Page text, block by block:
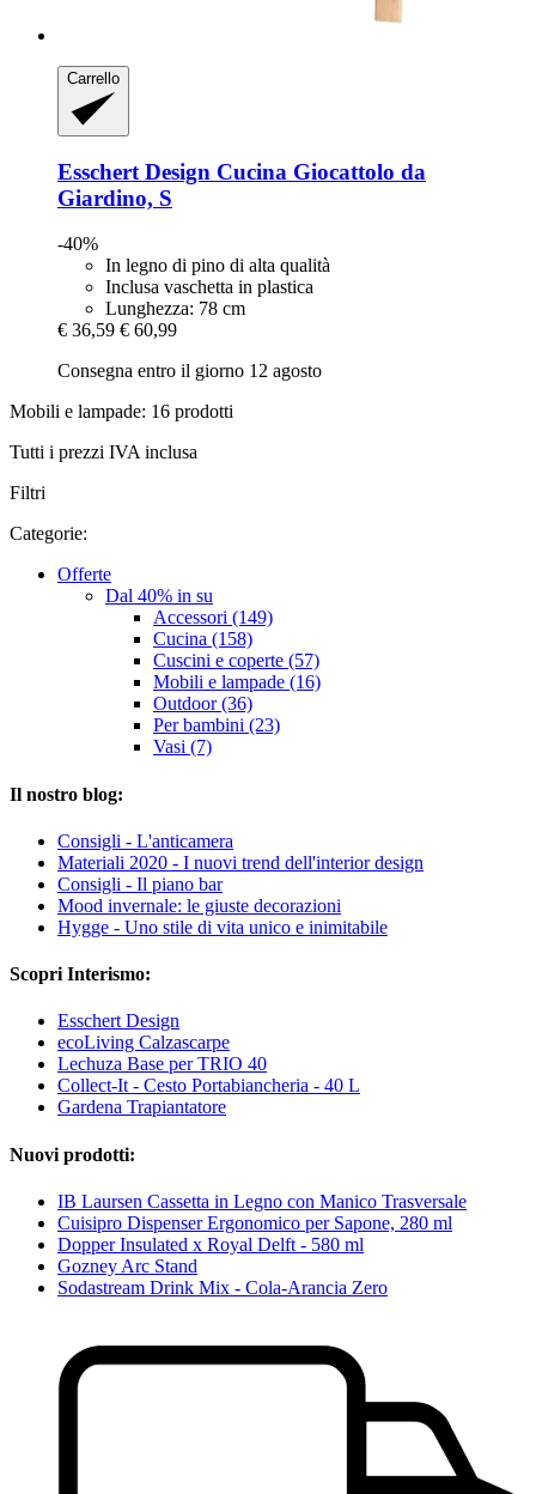
Carrello
Esschert Design Cucina Giocattolo da
Giardino, S
-40%
In legno di pino di alta qualità
Inclusa vaschetta in plastica
Lunghezza: 78 cm
€ 36,59 € 60,99
Consegna entro il giorno 12 agosto
Mobili e lampade: 16 prodotti
Tutti i prezzi IVA inclusa
Filtri
Categorie:
Offerte
Dal 40% in su
Accessori (149)
Cucina (158)
Cuscini e coperte (57)
Mobili e lampade (16)
Outdoor (36)
Per bambini (23)
Vasi (7)
Il nostro blog:
Consigli - L'anticamera
Materiali 2020 - I nuovi trend dell'interior design
Consigli - Il piano bar
Mood invernale: le giuste decorazioni
Hygge - Uno stile di vita unico e inimitabile
Scopri Interismo:
Esschert Design
ecoLiving Calzascarpe
Lechuza Base per TRIO 40
Collect-It - Cesto Portabiancheria - 40 L
Gardena Trapiantatore
Nuovi prodotti:
IB Laursen Cassetta in Legno con Manico Trasversale
Cuisipro Dispenser Ergonomico per Sapone, 280 ml
Dopper Insulated x Royal Delft - 580 ml
Gozney Arc Stand
Sodastream Drink Mix - Cola-Arancia Zero